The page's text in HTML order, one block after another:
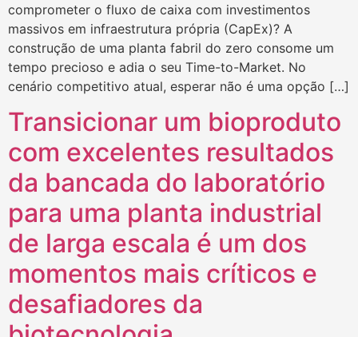
comprometer o fluxo de caixa com investimentos
massivos em infraestrutura própria (CapEx)? A
construção de uma planta fabril do zero consome um
tempo precioso e adia o seu Time-to-Market. No
cenário competitivo atual, esperar não é uma opção […]
Transicionar um bioproduto
com excelentes resultados
da bancada do laboratório
para uma planta industrial
de larga escala é um dos
momentos mais críticos e
desafiadores da